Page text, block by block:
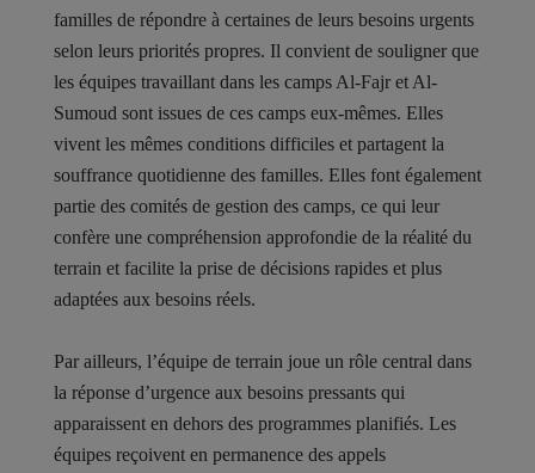
familles de répondre à certaines de leurs besoins urgents
selon leurs priorités propres. Il convient de souligner que
les équipes travaillant dans les camps Al-Fajr et Al-
Sumoud sont issues de ces camps eux-mêmes. Elles
vivent les mêmes conditions difficiles et partagent la
souffrance quotidienne des familles. Elles font également
partie des comités de gestion des camps, ce qui leur
confère une compréhension approfondie de la réalité du
terrain et facilite la prise de décisions rapides et plus
adaptées aux besoins réels.
Par ailleurs, l’équipe de terrain joue un rôle central dans
la réponse d’urgence aux besoins pressants qui
apparaissent en dehors des programmes planifiés. Les
équipes reçoivent en permanence des appels